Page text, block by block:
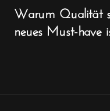
Warum Qualität
neues Must-have